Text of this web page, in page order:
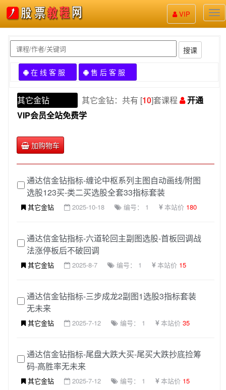
股
票
VIP
搜课
在 线 客 服 售 后 客 服
其它金钻 其它金钻：共有 [10]套课程
开通
VIP会员全站免费学
加购物车
通达信金钻指标-缠论中枢系列主图自动画线/附图
选股123买-类二买选股全套33指标套装
其它金钻 2025-10-18 编号： 1 本站价 180
通达信金钻指标-六道轮回主副图选股-首板回调战
法涨停板后不破回调
其它金钻 2025-8-7 编号： 1 本站价 15
通达信金钻指标-三步成龙2副图1选股3指标套装
无未来
其它金钻 2025-7-12 编号： 1 本站价 35
通达信金钻指标-尾盘大跌大买-尾买大跌抄底捡筹
码-高胜率无未来
其它金钻 2025-7-12 编号： 1 本站价 15